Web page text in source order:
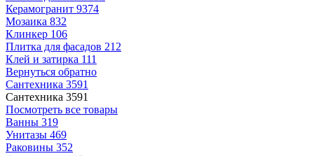
Керамогранит 9374
Мозаика 832
Клинкер 106
Плитка для фасадов 212
Клей и затирка 111
Вернуться обратно
Сантехника 3591
Сантехника 3591
Посмотреть все товары
Ванны 319
Унитазы 469
Раковины 352